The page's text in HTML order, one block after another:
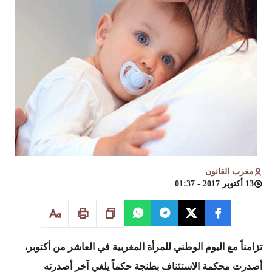
مغرب القانون
13 أكتوبر 2017 - 01:37
تزامناً مع اليوم الوطني للمرأة المغربية في العاشر من أكتوبر،
أصدرت محكمة الاستئناف بطنجة حكماً يلغي آخر أصدرته